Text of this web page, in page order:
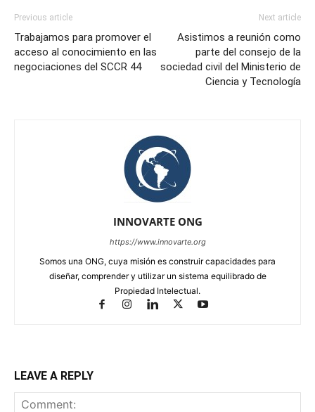
Previous article
Trabajamos para promover el
acceso al conocimiento en las
negociaciones del SCCR 44
Next article
Asistimos a reunión como
parte del consejo de la
sociedad civil del Ministerio de
Ciencia y Tecnología
INNOVARTE ONG
https://www.innovarte.org
Somos una ONG, cuya misión es construir capacidades para
diseñar, comprender y utilizar un sistema equilibrado de
Propiedad Intelectual.
LEAVE A REPLY